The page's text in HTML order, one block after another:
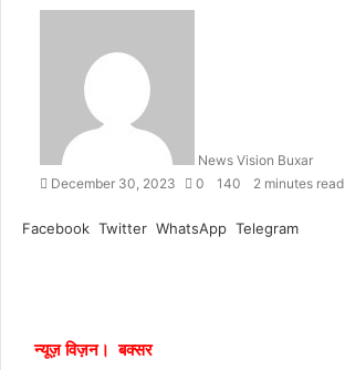
News Vision Buxar
m
December 30, 2023 0 140 2 minutes read
Facebook Twitter WhatsApp Telegram
न्यूज़ विज़न। बक्सर